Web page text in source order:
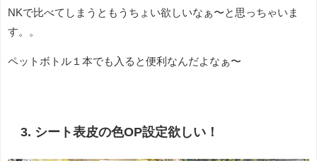
NKで比べてしまうともうちょい欲しいなぁ〜と思っちゃいま
す。。
ペットボトル１本でも入ると便利なんだよなぁ〜
3. シート表皮の色OP設定欲しい！